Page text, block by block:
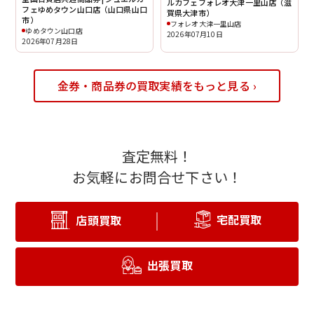
フェゆめタウン山口店（山口県山口
市）
ゆめタウン山口店
2026年07月28日
賀県大津市）
フォレオ大津一里山店
2026年07月10日
金券・商品券の買取実績をもっと見る ›
査定無料！
お気軽にお問合せ下さい！
店頭買取 宅配買取
出張買取